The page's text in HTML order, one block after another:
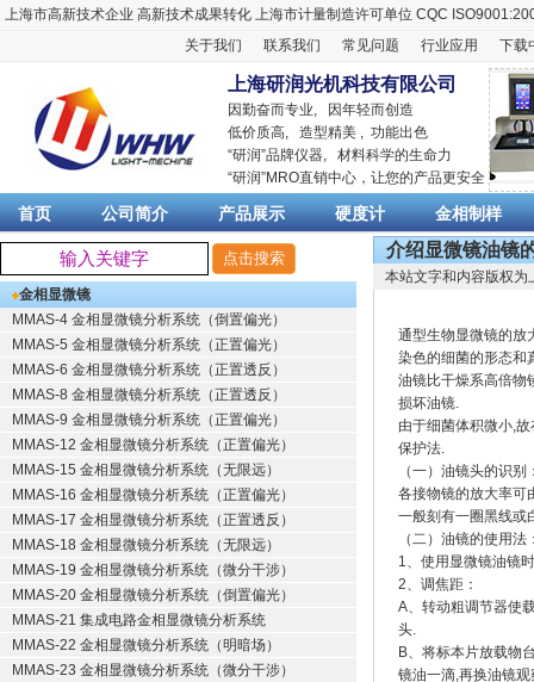
上海市高新技术企业 高新技术成果转化 上海市计量制造许可单位 CQC
关于我们
联系我们 常见问题 行业应用 下载
上海研润光机科技有限公司
因勤奋而专业, 因年轻而创造
低价质高, 造型精美 , 功能出色
“研润”品牌仪器, 材料科学的生命力
“研润”MRO直销中心，让您的产品更安全
首页 公司简介 产品展示 硬度计 金相制样
金相显微镜
MMAS-4 金相显微镜分析系统（倒置偏光）
MMAS-5 金相显微镜分析系统（正置偏光）
MMAS-6 金相显微镜分析系统（正置透反）
MMAS-8 金相显微镜分析系统（正置透反）
MMAS-9 金相显微镜分析系统（正置偏光）
MMAS-12 金相显微镜分析系统（正置偏光）
MMAS-15 金相显微镜分析系统（无限远）
MMAS-16 金相显微镜分析系统（正置偏光）
MMAS-17 金相显微镜分析系统（正置透反）
MMAS-18 金相显微镜分析系统（无限远）
MMAS-19 金相显微镜分析系统（微分干涉）
MMAS-20 金相显微镜分析系统（倒置偏光）
MMAS-21 集成电路金相显微镜分析系统
MMAS-22 金相显微镜分析系统（明暗场）
MMAS-23 金相显微镜分析系统（微分干涉）
介绍显微镜油镜
本站文字和内容版权为
通型生物显微镜的放
染色的细菌的形态和
油镜比干燥系高倍物
损坏油镜.
由于细菌体积微小,
保护法.
（一）油镜头的识别
各接物镜的放大率可
一般刻有一圈黑线或
（二）油镜的使用法
1、使用显微镜油镜
2、调焦距：
A、转动粗调节器使
头.
B、将标本片放载物
镜油一滴,再换油镜观